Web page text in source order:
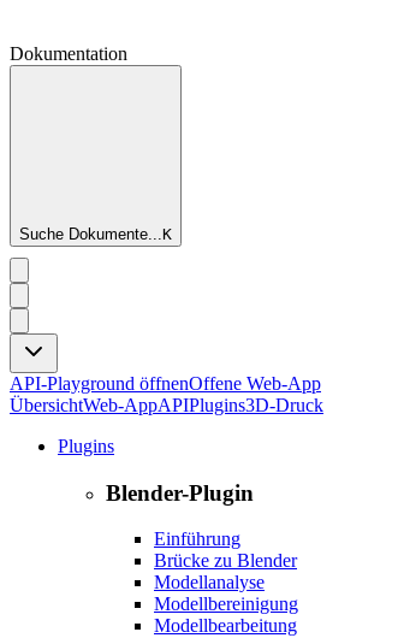
Dokumentation
Suche Dokumente...K
API-Playground öffnenOffene Web-App
ÜbersichtWeb-AppAPIPlugins3D-Druck
Plugins
Blender-Plugin
Einführung
Brücke zu Blender
Modellanalyse
Modellbereinigung
Modellbearbeitung